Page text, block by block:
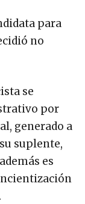
para
no
se
por
generado a
suplente,
es